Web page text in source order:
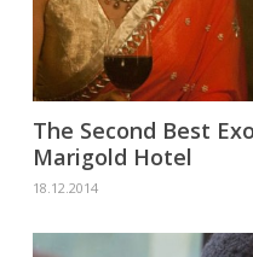
The Second Best
Marigold Hotel
18.12.2014